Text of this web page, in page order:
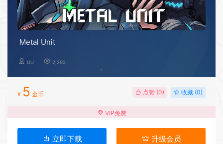
Metal Unit
UU 2,292
¥ 5 金币 点赞 (0) 收藏 (0)
VIP免费
立即下载 升级会员